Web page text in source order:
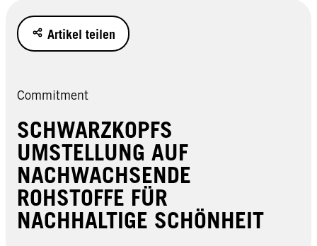
Artikel teilen
Commitment
SCHWARZKOPFS
UMSTELLUNG AUF
NACHWACHSENDE
ROHSTOFFE FÜR
NACHHALTIGE SCHÖNHEIT